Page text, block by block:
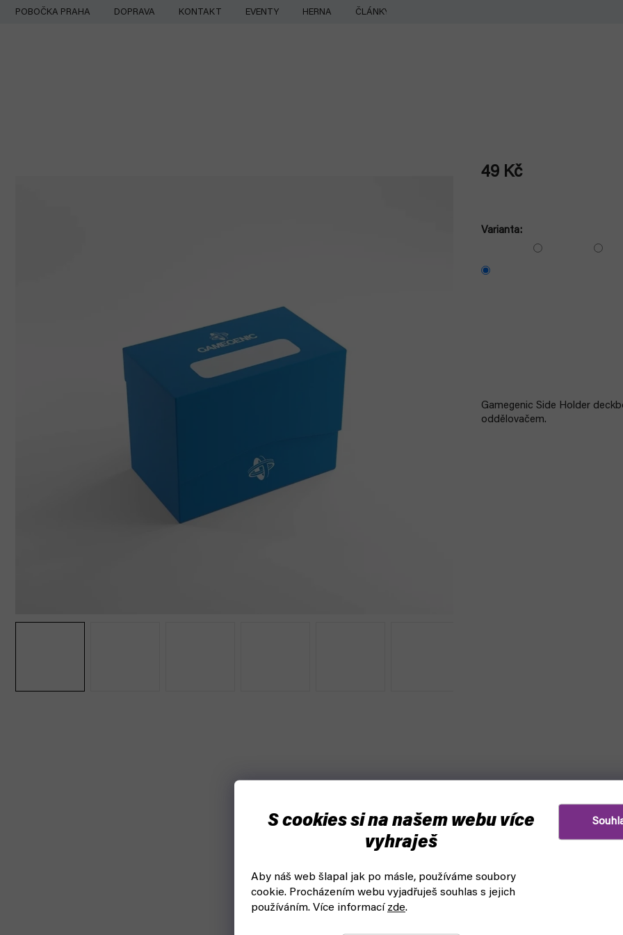
S cookies si na našem webu více
vyhraješ
Aby náš web šlapal jak po másle, používáme soubory
cookie. Procházením webu vyjadřuješ souhlas s jejich
používáním. Více informací zde.
Přejít
POBOČKA PRAHA DOPRAVA KONTAKT EVENTY HERNA ČLÁNKY
49 Kč
Varianta
Gamegenic Side Holder
oddělovačem.